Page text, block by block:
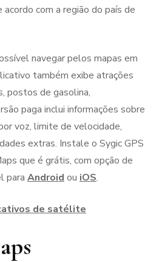
acordo com a região do país de
navegar pelos mapas em
também exibe atrações
postos de gasolina,
paga inclui informações sobre
voz, limite de velocidade,
extras. Instale o Sygic GPS
que é grátis, com opção de
para Androidou iOS.
de satélite